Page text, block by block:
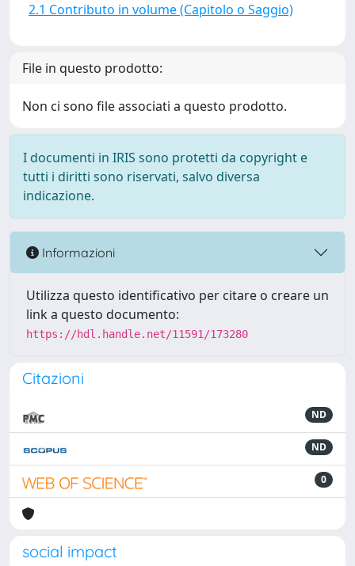
2.1 Contributo in volume (Capitolo o Saggio)
File in questo prodotto:
Non ci sono file associati a questo prodotto.
I documenti in IRIS sono protetti da copyright e
tutti i diritti sono riservati, salvo diversa
indicazione.
Informazioni
Utilizza questo identificativo per citare o creare un
link a questo documento:
https://hdl.handle.net/11591/173280
Citazioni
ND
ND
0
social impact